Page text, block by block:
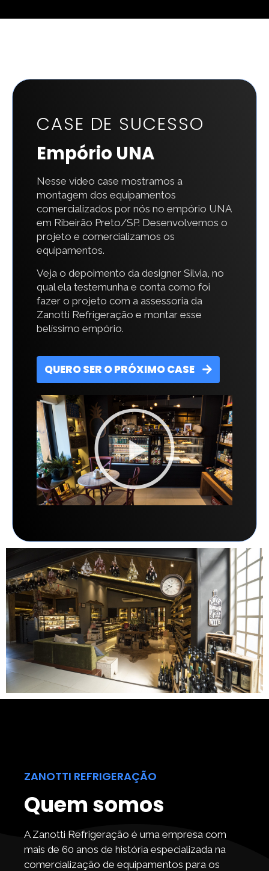
CASE DE SUCESSO
Empório UNA
Nesse vídeo case mostramos a
montagem dos equipamentos
comercializados por nós no empório UNA
em Ribeirão Preto/SP. Desenvolvemos o
projeto e comercializamos os
equipamentos.
Veja o depoimento da designer Silvia, no
qual ela testemunha e conta como foi
fazer o projeto com a assessoria da
Zanotti Refrigeração e montar esse
belíssimo empório.
QUERO SER O PRÓXIMO CASE
ZANOTTI REFRIGERAÇÃO
Quem somos
A Zanotti Refrigeração é uma empresa com
mais de 60 anos de história especializada na
comercialização de equipamentos para os